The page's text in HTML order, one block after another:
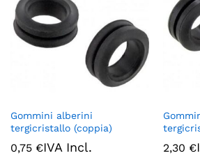
Gommini alberini
tergicristallo (coppia)
0,75 €IVA Incl. 2,30 €